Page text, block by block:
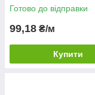
Готово до відправки
99,18 ₴/м
Купити